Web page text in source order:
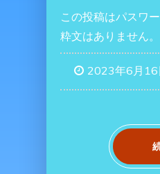
この投稿はパスワ
粋文はありません。
2023年6月16